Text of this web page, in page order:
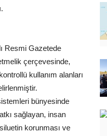
Resmi Gazetede
çerçevesinde,
kullanım alanları
bünyesinde
sağlayan, insan
korunması ve